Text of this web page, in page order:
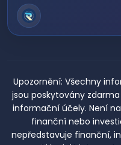
Upozornění: Všechny
jsou poskytovány
informační účely. Není
finanční nebo
nepředstavuje finanční,